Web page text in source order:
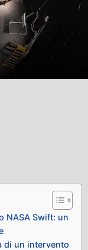
NASA Swift: un
di un intervento